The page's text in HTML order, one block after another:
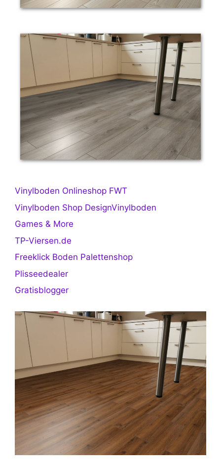
Vinylboden Onlineshop FWT
Vinylboden Shop DesignVinylboden
Games & More
TP-Viersen.de
Freeklick Boden Palettenshop
Plisseedealer
Gratisblogger